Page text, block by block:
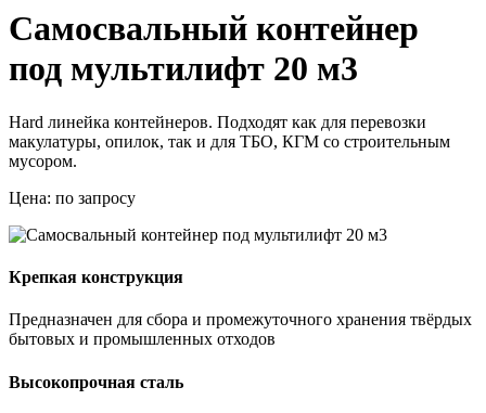
Самосвальный контейнер
под мультилифт 20 м3
Hard линейка контейнеров. Подходят как для перевозки
макулатуры, опилок, так и для ТБО, КГМ со строительным
мусором.
Цена: по запросу
Крепкая конструкция
Предназначен для сбора и промежуточного хранения твёрдых
бытовых и промышленных отходов
Высокопрочная сталь